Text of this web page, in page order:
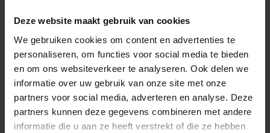
Deze website maakt gebruik van cookies
We gebruiken cookies om content en advertenties te
personaliseren, om functies voor social media te bieden
en om ons websiteverkeer te analyseren. Ook delen we
informatie over uw gebruik van onze site met onze
partners voor social media, adverteren en analyse. Deze
partners kunnen deze gegevens combineren met andere
informatie die u aan ze heeft verstrekt of die ze hebben
Hulp op school Speciaal onderwijs
Vergoedingen bij
hoogbegaafdheid?